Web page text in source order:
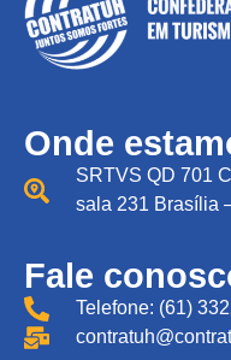
Onde
SRTVS QD 701
sala 231 Brasília
Fale
Telefone: (61)